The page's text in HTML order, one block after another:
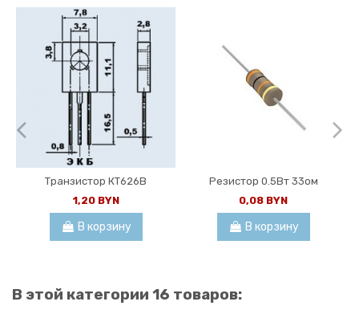
Транзистор КТ626В
1,20 BYN
В корзину
Резистор 0.5Вт 33ом
0,08 BYN
В корзину
В этой категории 16 товаров: